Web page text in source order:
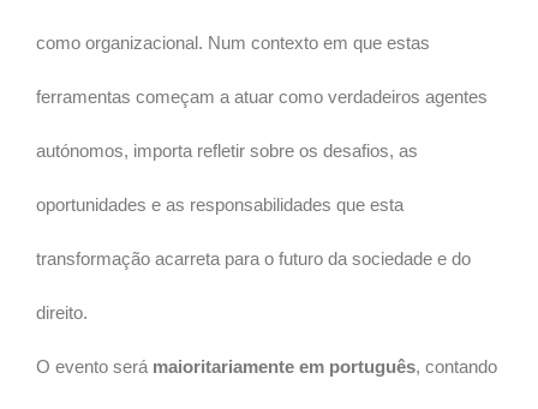
como organizacional. Num contexto em que estas
ferramentas começam a atuar como verdadeiros agentes
autónomos, importa refletir sobre os desafios, as
oportunidades e as responsabilidades que esta
transformação acarreta para o futuro da sociedade e do
direito.
O evento será maioritariamente em português, contando